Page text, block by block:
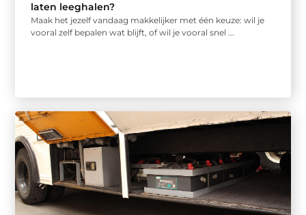
laten leeghalen?
Maak het jezelf vandaag makkelijker met één keuze: wil je
vooral zelf bepalen wat blijft, of wil je vooral snel ...